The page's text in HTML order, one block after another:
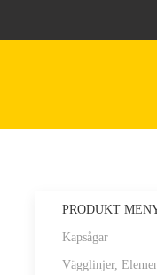
PRODUKT
Kapsågar
Vägglinjer,